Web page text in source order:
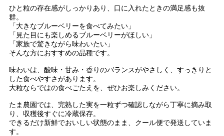
ひと粒の存在感がしっかりあり、口に入れたときの満足感も抜
群。
「大きなブルーベリーを食べてみたい」
「見た目にも楽しめるブルーベリーがほしい」
「家族で驚きながら味わいたい」
そんな方におすすめの品種です。
味わいは、酸味・甘み・香りのバランスがやさしく、すっきりと
した食べやすさがあります。
大粒ならではの食べごたえを、ぜひお楽しみください。
たま農園では、完熟した実を一粒ずつ確認しながら丁寧に摘み取
り、収穫後すぐに冷蔵保存。
できるだけ新鮮でおいしい状態のまま、クール便で発送していま
す。